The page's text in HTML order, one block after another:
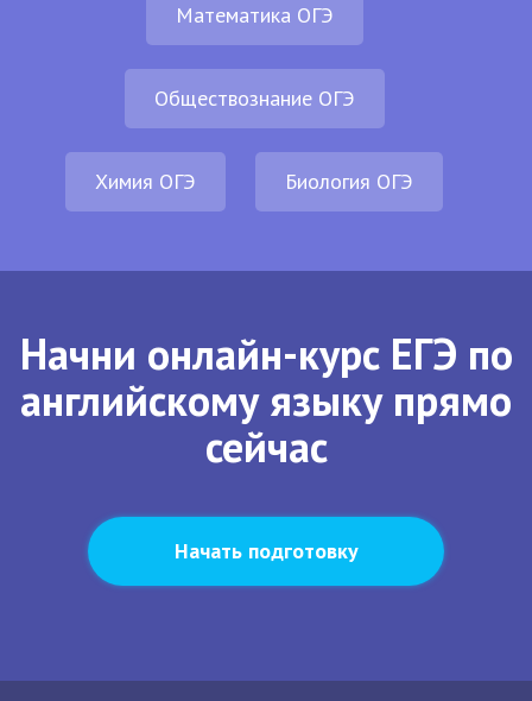
Математика ОГЭ
Обществознание ОГЭ
Химия ОГЭ Биология ОГЭ
Начни онлайн-курс ЕГЭ по
английскому языку прямо
сейчас
Начать подготовку